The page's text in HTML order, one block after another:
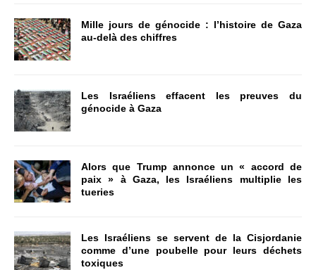
Mille jours de génocide : l’histoire de Gaza
au-delà des chiffres
Les Israéliens effacent les preuves du
génocide à Gaza
Alors que Trump annonce un « accord de
paix » à Gaza, les Israéliens multiplie les
tueries
Les Israéliens se servent de la Cisjordanie
comme d’une poubelle pour leurs déchets
toxiques